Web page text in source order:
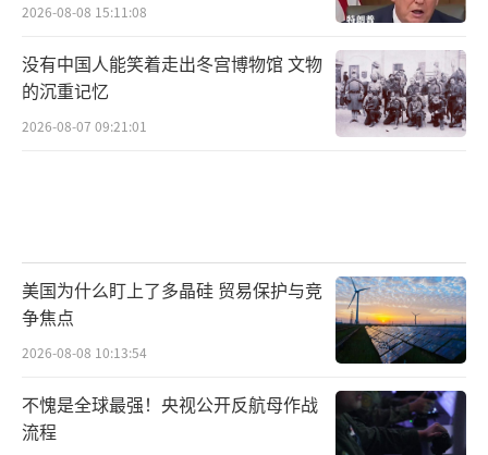
2026-08-08 15:11:08
没有中国人能笑着走出冬宫博物馆 文物
的沉重记忆
2026-08-07 09:21:01
美国为什么盯上了多晶硅 贸易保护与竞
争焦点
2026-08-08 10:13:54
不愧是全球最强！央视公开反航母作战
流程